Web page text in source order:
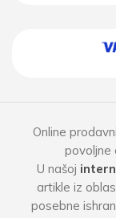
Online
povoljne
U našoj
artikle iz
posebne